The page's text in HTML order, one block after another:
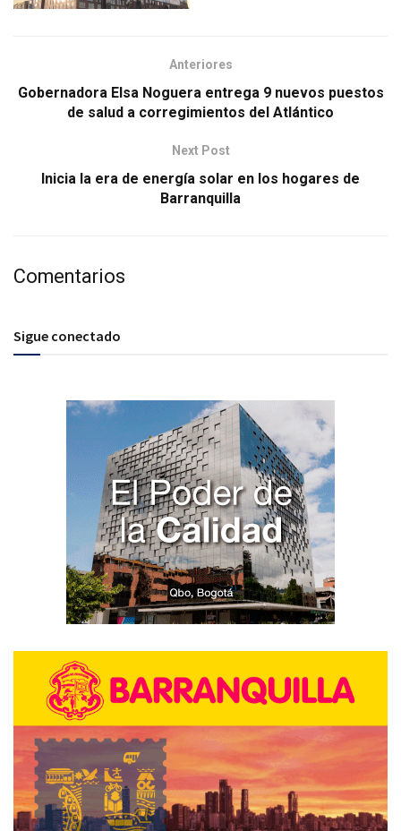
Anteriores
Gobernadora Elsa Noguera entrega 9 nuevos puestos
de salud a corregimientos del Atlántico
Next Post
Inicia la era de energía solar en los hogares de
Barranquilla
Comentarios
Sigue conectado